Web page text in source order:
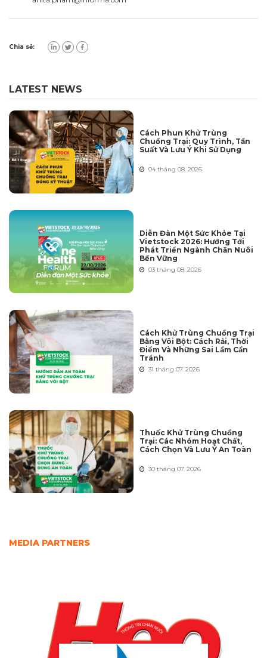
Chia sẻ:
LATEST NEWS
Cách Phun Khử Trùng
Chuồng Trại: Quy Trình, Tần
Suất Và Lưu Ý Khi Sử Dụng
04 tháng 08. 2026
Diễn Đàn Một Sức Khỏe Tại
Vietstock 2026: Hướng Tới
Phát Triển Ngành Chăn Nuôi
Bền Vững
03 tháng 08. 2026
Cách Khử Trùng Chuồng Trại
Bằng Vôi Bột: Cách Rải, Thời
Điểm Và Những Sai Lầm Cần
Tránh
31 tháng 07. 2026
Thuốc Khử Trùng Chuồng
Trại: Các Nhóm Hoạt Chất,
Cách Chọn Và Lưu Ý An Toàn
30 tháng 07. 2026
MEDIA PARTNERS